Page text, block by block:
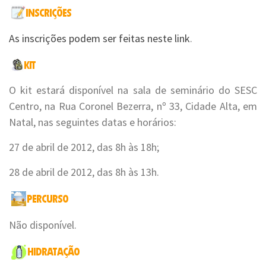
As inscrições podem ser feitas neste link.
O kit estará disponível na sala de seminário do SESC
Centro, na Rua Coronel Bezerra, nº 33, Cidade Alta, em
Natal, nas seguintes datas e horários:
27 de abril de 2012, das 8h às 18h;
28 de abril de 2012, das 8h às 13h.
Não disponível.